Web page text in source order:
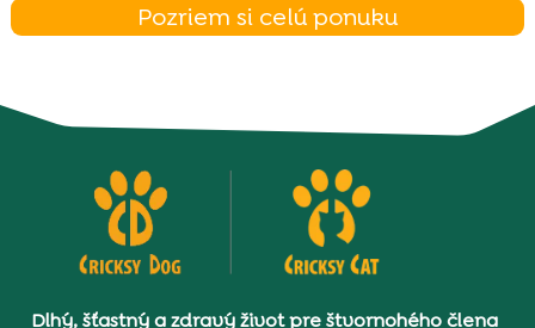
Pozriem si celú ponuku
Dlhý, šťastný a zdravý život pre štvornohého člena